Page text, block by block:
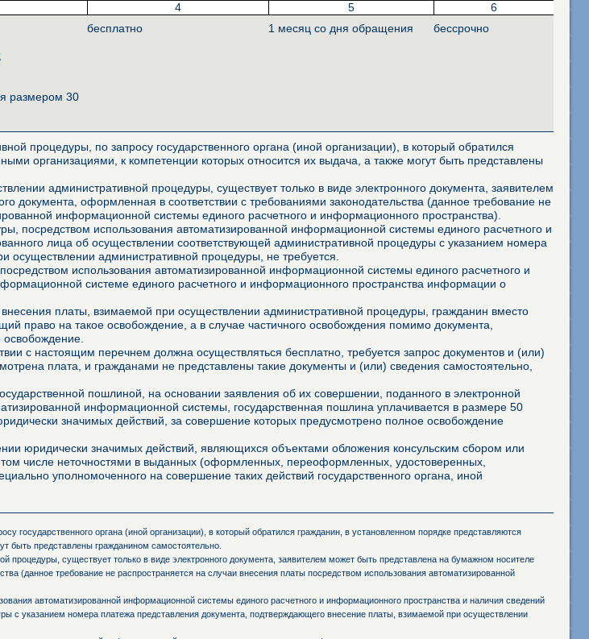
4 5 6
размером 30
бесплатно 1 месяц со дня обращения бессрочно
процедуры, по запросу государственного органа (иной организации), в который обратился
организациями, к компетенции которых относится их выдача, а также могут быть представлены
административной процедуры, существует только в виде электронного документа, заявителем
оформленная в соответствии с требованиями законодательства (данное требование не
информационной системы единого расчетного и информационного пространства).
посредством использования автоматизированной информационной системы единого расчетного и
лица об осуществлении соответствующей административной процедуры с указанием номера
административной процедуры, не требуется.
использования автоматизированной информационной системы единого расчетного и
системе единого расчетного и информационного пространства информации о
платы, взимаемой при осуществлении административной процедуры, гражданин вместо
право на такое освобождение, а в случае частичного освобождения помимо документа,
с настоящим перечнем должна осуществляться бесплатно, требуется запрос документов и (или)
плата, и гражданами не представлены такие документы и (или) сведения самостоятельно,
пошлиной, на основании заявления об их совершении, поданного в электронной
информационной системы, государственная пошлина уплачивается в размере 50
значимых действий, за совершение которых предусмотрено полное освобождение
юридически значимых действий, являющихся объектами обложения консульским сбором или
числе неточностями в выданных (оформленных, переоформленных, удостоверенных,
уполномоченного на совершение таких действий государственного органа, иной
органа (иной организации), в который обратился гражданин, в установленном порядке представляются
быть представлены гражданином самостоятельно.
существует только в виде электронного документа, заявителем может быть представлена на бумажном носителе
(данное требование не распространяется на случаи внесения платы посредством использования автоматизированной
автоматизированной информационной системы единого расчетного и информационного пространства и наличия сведений
с указанием номера платежа представления документа, подтверждающего внесение платы, взимаемой при осуществлении